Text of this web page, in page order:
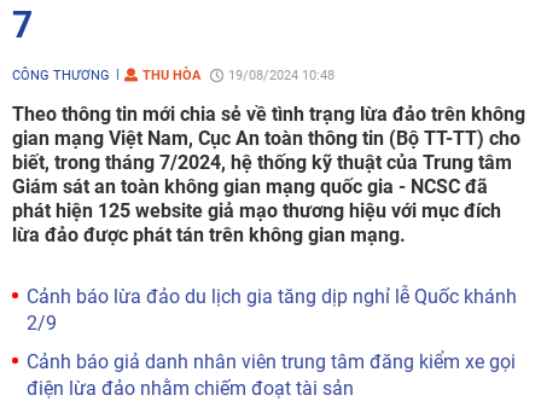
7
CÔNG THƯƠNG THU HÒA 19/08/2024 10:48
Theo thông tin mới chia sẻ về tình trạng lừa đảo trên không
gian mạng Việt Nam, Cục An toàn thông tin (Bộ TT-TT) cho
biết, trong tháng 7/2024, hệ thống kỹ thuật của Trung tâm
Giám sát an toàn không gian mạng quốc gia - NCSC đã
phát hiện 125 website giả mạo thương hiệu với mục đích
lừa đảo được phát tán trên không gian mạng.
Cảnh báo lừa đảo du lịch gia tăng dịp nghỉ lễ Quốc khánh
2/9
Cảnh báo giả danh nhân viên trung tâm đăng kiểm xe gọi
điện lừa đảo nhằm chiếm đoạt tài sản